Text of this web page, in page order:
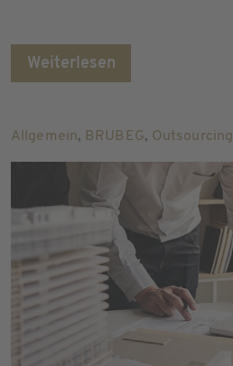
Weiterlesen
Allgemein, BRUBEG, Outsourcing